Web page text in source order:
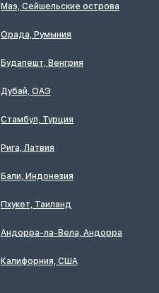
Маэ, Сейшельские острова
Орада, Румыния
Будапешт, Венгрия
Дубай, ОАЭ
Стамбул, Турция
Рига, Латвия
Бали, Индонезия
Пхукет, Таиланд
Андорра-ла-Вела, Андорра
Калифорния, США